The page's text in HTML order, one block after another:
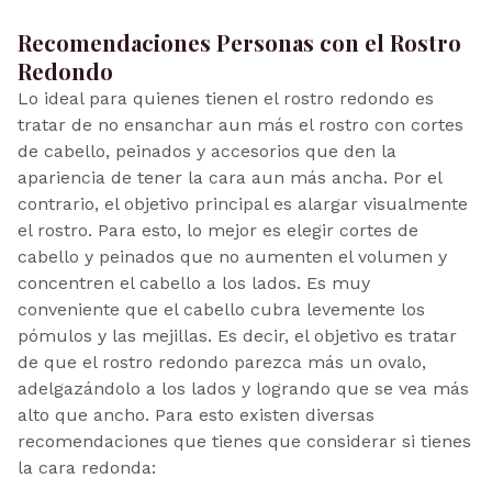
Recomendaciones Personas con el Rostro
Redondo
Lo ideal para quienes tienen el rostro redondo es
tratar de no ensanchar aun más el rostro con cortes
de cabello, peinados y accesorios que den la
apariencia de tener la cara aun más ancha. Por el
contrario, el objetivo principal es alargar visualmente
el rostro. Para esto, lo mejor es elegir cortes de
cabello y peinados que no aumenten el volumen y
concentren el cabello a los lados. Es muy
conveniente que el cabello cubra levemente los
pómulos y las mejillas. Es decir, el objetivo es tratar
de que el rostro redondo parezca más un ovalo,
adelgazándolo a los lados y logrando que se vea más
alto que ancho. Para esto existen diversas
recomendaciones que tienes que considerar si tienes
la cara redonda: